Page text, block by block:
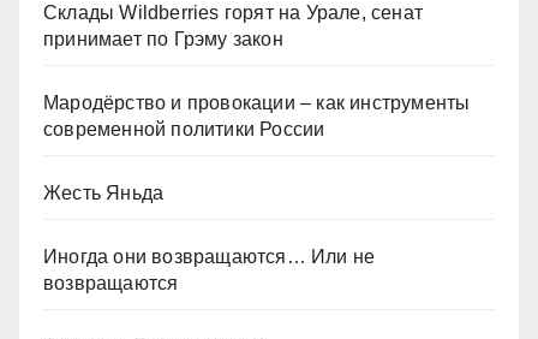
Склады Wildberries горят на Урале, сенат
принимает по Грэму закон
Мародёрство и провокации – как инструменты
современной политики России
Жесть Яньда
Иногда они возвращаются… Или не
возвращаются